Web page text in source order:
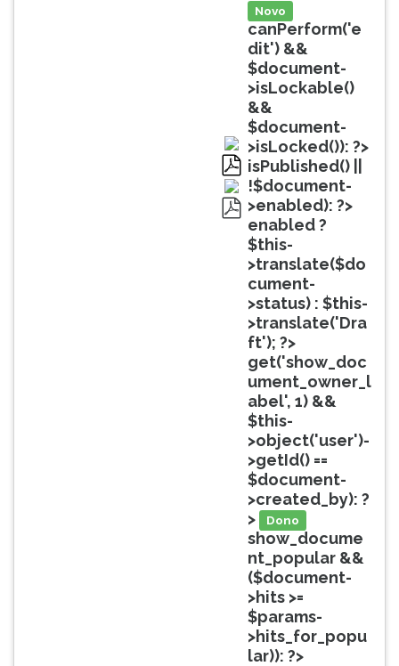
pdf
pdf
Novo
canPerform('e
dit') &&
$document-
>isLockable()
&&
$document-
>isLocked()): ?>
isPublished() ||
!$document-
>enabled): ?>
enabled ?
$this-
>translate($do
cument-
>status) : $this-
>translate('Dra
ft'); ?>
get('show_doc
ument_owner_l
abel', 1) &&
$this-
>object('user')-
>getId() ==
$document-
>created_by): ?
>
Dono
show_docume
nt_popular &&
($document-
>hits >=
$params-
>hits_for_popu
lar)): ?>